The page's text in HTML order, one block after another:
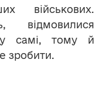
військових.
відмовилися
самі, тому й
зробити.